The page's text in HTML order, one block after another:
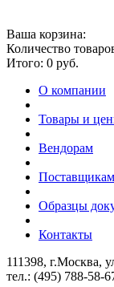
Ваша корзина:
Количество
Итого: 0 руб.
О компании
Товары и
Вендорам
Поставщикам
Образцы
Контакты
111398, г.Москва,
тел.: (495) 788-58-